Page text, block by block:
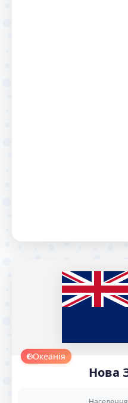
Океанія
Нова